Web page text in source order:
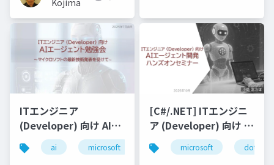
ITエンジニア
(Developer) 向け AIエ
ージェント勉強会 ～マ
イクロソフトの最新技
ai microsoft llm machine learning
[C#/.NET] ITエンジニ
ア (Developer) 向け AI
エージェント開発ハン
ズオンセミナー
microsoft dotnet